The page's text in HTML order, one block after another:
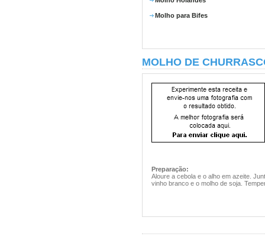
Molho para Bifes
MOLHO DE
Preparação:
Aloure a cebola e o alho em azeite.
vinho branco e o molho de soja.